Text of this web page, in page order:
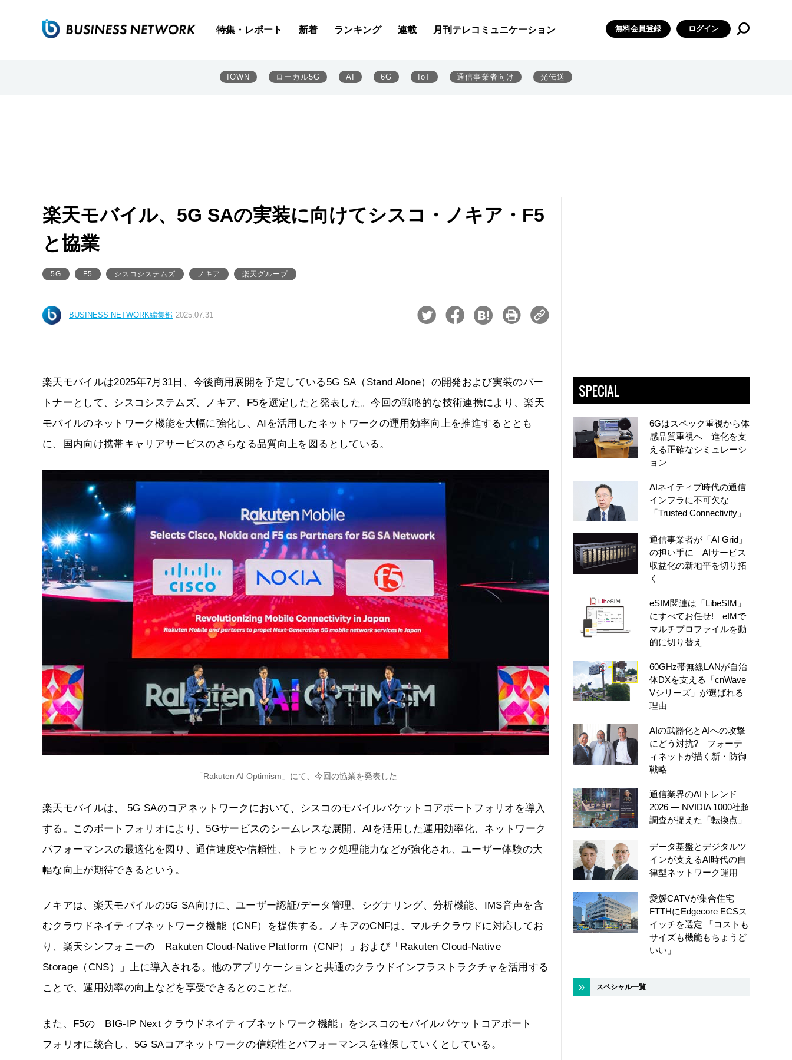
特集・レポート 新着 ランキング 連載 月刊テレコミュニケーション 無料会員登録 ログイン
IOWN ローカル5G AI 6G IoT 通信事業者向け 光伝送
楽天モバイル、5G SAの実装に向けてシスコ・ノキア・F5
と協業
5G F5 シスコシステムズ ノキア 楽天グループ
BUSINESS NETWORK編集部 2025.07.31
楽天モバイルは2025年7月31日、今後商用展開を予定している5G SA（Stand Alone）の開発および実装のパー
トナーとして、シスコシステムズ、ノキア、F5を選定したと発表した。今回の戦略的な技術連携により、楽天
モバイルのネットワーク機能を大幅に強化し、AIを活用したネットワークの運用効率向上を推進するととも
に、国内向け携帯キャリアサービスのさらなる品質向上を図るとしている。
「Rakuten AI Optimism」にて、今回の協業を発表した
楽天モバイルは、 5G SAのコアネットワークにおいて、シスコのモバイルパケットコアポートフォリオを導入
する。このポートフォリオにより、5Gサービスのシームレスな展開、AIを活用した運用効率化、ネットワーク
パフォーマンスの最適化を図り、通信速度や信頼性、トラヒック処理能力などが強化され、ユーザー体験の大
幅な向上が期待できるという。
ノキアは、楽天モバイルの5G SA向けに、ユーザー認証/データ管理、シグナリング、分析機能、IMS音声を含
むクラウドネイティブネットワーク機能（CNF）を提供する。ノキアのCNFは、マルチクラウドに対応してお
り、楽天シンフォニーの「Rakuten Cloud-Native Platform（CNP）」および「Rakuten Cloud-Native
Storage（CNS）」上に導入される。他のアプリケーションと共通のクラウドインフラストラクチャを活用する
ことで、運用効率の向上などを享受できるとのことだ。
また、F5の「BIG-IP Next クラウドネイティブネットワーク機能」をシスコのモバイルパケットコアポート
フォリオに統合し、5G SAコアネットワークの信頼性とパフォーマンスを確保していくとしている。
SPECIAL
6Gはスペック重視から体
感品質重視へ 進化を支
える正確なシミュレーシ
ョン
AIネイティブ時代の通信
インフラに不可欠な
「Trusted Connectivity」
通信事業者が「AI Grid」
の担い手に AIサービス
収益化の新地平を切り拓
く
eSIM関連は「LibeSIM」
にすべてお任せ! eIMで
マルチプロファイルを動
的に切り替え
60GHz帯無線LANが自治
体DXを支える「cnWave
Vシリーズ」が選ばれる
理由
AIの武器化とAIへの攻撃
にどう対抗? フォーテ
ィネットが描く新・防御
戦略
通信業界のAIトレンド
2026 ― NVIDIA 1000社超
調査が捉えた「転換点」
データ基盤とデジタルツ
インが支えるAI時代の自
律型ネットワーク運用
愛媛CATVが集合住宅
FTTHにEdgecore ECSス
イッチを選定 「コストも
サイズも機能もちょうど
いい」
スペシャル一覧